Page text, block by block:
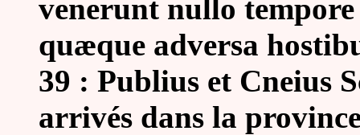
venerunt nullo
quæque adversa
39 : Publius et Cneius
arrivés dans la